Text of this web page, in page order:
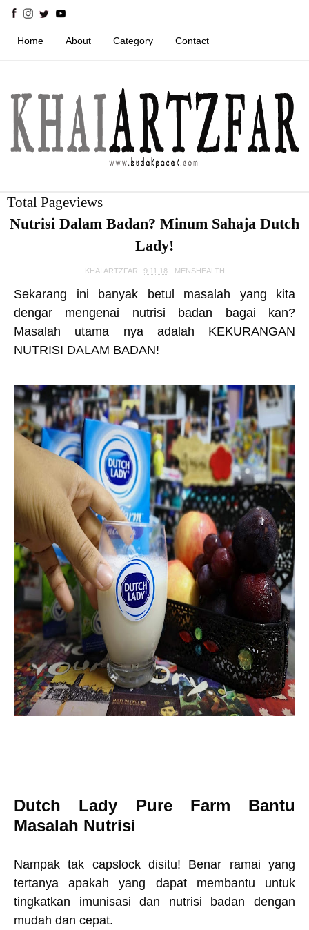
Home About Category Contact
Total Pageviews
Nutrisi Dalam Badan? Minum Sahaja Dutch
Lady!
KHAI ARTZFAR 9.11.18 MENSHEALTH
Sekarang ini banyak betul masalah yang kita
dengar mengenai nutrisi badan bagai kan?
Masalah utama nya adalah KEKURANGAN
NUTRISI DALAM BADAN!
Dutch Lady Pure Farm Bantu
Masalah Nutrisi
Nampak tak capslock disitu! Benar ramai yang
tertanya apakah yang dapat membantu untuk
tingkatkan imunisasi dan nutrisi badan dengan
mudah dan cepat.